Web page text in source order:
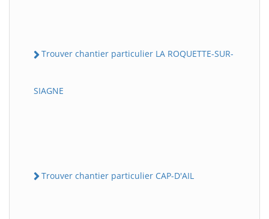
Trouver chantier particulier LA ROQUETTE-SUR-
SIAGNE
Trouver chantier particulier CAP-D'AIL